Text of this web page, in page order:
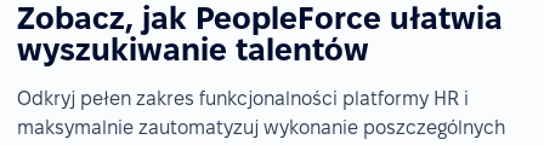
Zobacz, jak PeopleForce ułatwia
wyszukiwanie talentów
Odkryj pełen zakres funkcjonalności platformy HR i
maksymalnie zautomatyzuj wykonanie poszczególnych